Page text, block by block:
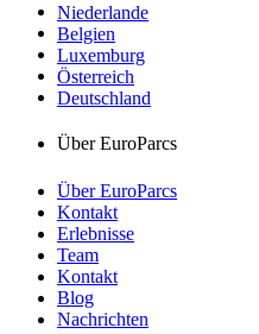
Niederlande
Belgien
Luxemburg
Österreich
Deutschland
Über EuroParcs
Über EuroParcs
Kontakt
Erlebnisse
Team
Kontakt
Blog
Nachrichten